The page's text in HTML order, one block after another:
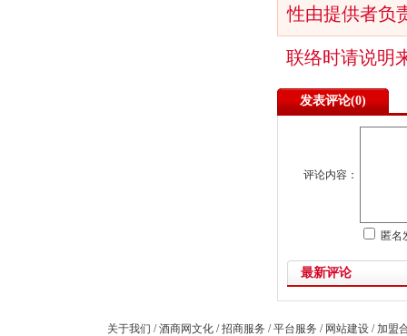
性由提供者负
联络时请说明
发表评论(0)
评论内容：
匿
最新评论
关于我们 /酒商网文化 /招商服务 /平台服务 / 网站建设 /加盟